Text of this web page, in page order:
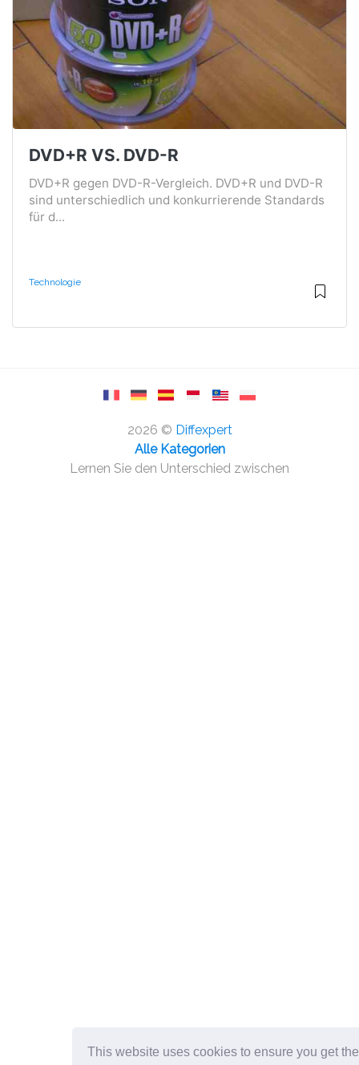
This website uses cookies to ensure you get the
DVD+R VS. DVD-R
DVD+R gegen DVD-R-Vergleich. DVD+R und DVD-R
sind unterschiedlich und konkurrierende Standards
für d...
Technologie
2026 © Diffexpert
Alle Kategorien
Lernen Sie den Unterschied zwischen